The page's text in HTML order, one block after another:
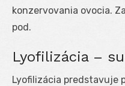
konzervovania ovocia.
pod.
Lyofilizácia –
Lyofilizácia predstavuje